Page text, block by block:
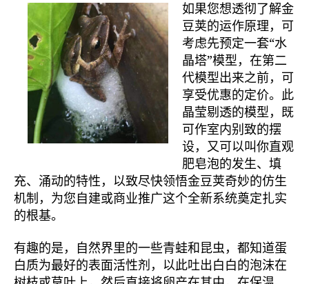
如果您想透彻了解金
豆荚的运作原理，可
考虑先预定一套“水
晶塔”模型，在第二
代模型出来之前，可
享受优惠的定价。此
晶莹剔透的模型，既
可作室内别致的摆
设，又可以叫你直观
肥皂泡的发生、填
充、涌动的特性，以致尽快领悟金豆荚奇妙的仿生
机制，为您自建或商业推广这个全新系统奠定扎实
的根基。
有趣的是，自然界里的一些青蛙和昆虫，都知道蛋
白质为最好的表面活性剂，以此吐出白白的泡沫在